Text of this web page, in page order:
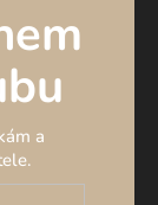
a